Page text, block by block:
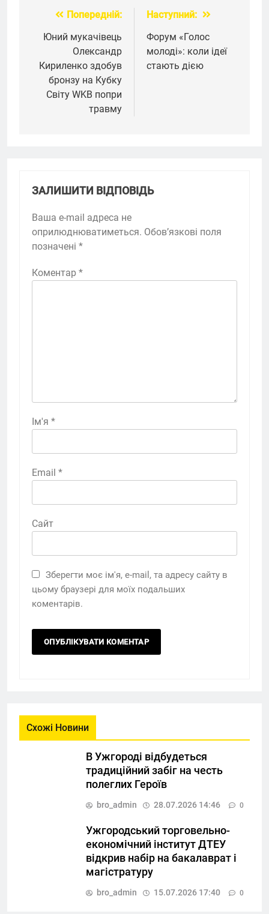
Навігація
записів
Попередній:
Юний мукачівець
Олександр
Кириленко здобув
бронзу на Кубку
Світу WKB попри
травму
Наступний:
Форум «Голос
молоді»: коли ідеї
стають дією
ЗАЛИШИТИ ВІДПОВІДЬ
Ваша e-mail адреса не
оприлюднюватиметься. Обов’язкові поля
позначені *
Коментар *
Ім'я *
Email *
Сайт
Зберегти моє ім'я, e-mail, та адресу сайту в
цьому браузері для моїх подальших
коментарів.
Схожі Новини
В Ужгороді відбудеться
традиційний забіг на честь
полеглих Героїв
bro_admin 28.07.2026 14:46 0
Ужгородський торговельно-
економічний інститут ДТЕУ
відкрив набір на бакалаврат і
магістратуру
bro_admin 15.07.2026 17:40 0